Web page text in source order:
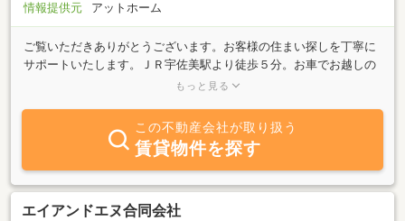
情報提供元
アットホーム
ご覧いただきありがとうございます。お客様の住まい探しを丁寧に
サポートいたします。ＪＲ宇佐美駅より徒歩５分。お車でお越しの
お客様は当社駐車場をご利用ください。親身になってご相談にのら
ームページでも豊富な写真入りで物件を紹介しております。「ホー
ムページ」ボタンをクリックしてご覧ください。
もっと見る
この不動産会社が取り扱う
賃貸物件を探す
エイアンドエヌ合同会社